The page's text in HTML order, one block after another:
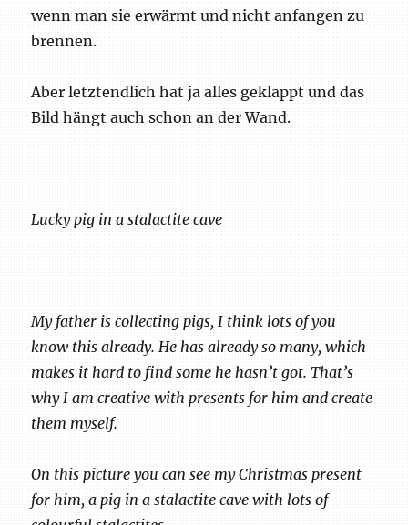
wenn man sie erwärmt und nicht anfangen zu
brennen.
Aber letztendlich hat ja alles geklappt und das
Bild hängt auch schon an der Wand.
Lucky pig in a stalactite cave
My father is collecting pigs, I think lots of you
know this already. He has already so many, which
makes it hard to find some he hasn’t got. That’s
why I am creative with presents for him and create
them myself.
On this picture you can see my Christmas present
for him, a pig in a stalactite cave with lots of